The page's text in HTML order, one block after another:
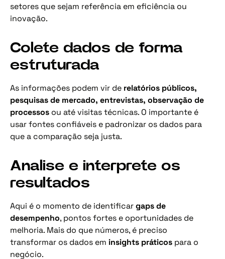
setores que sejam referência em eficiência ou
inovação.
Colete dados de forma
estruturada
As informações podem vir de relatórios públicos,
pesquisas de mercado, entrevistas, observação de
processos ou até visitas técnicas. O importante é
usar fontes confiáveis e padronizar os dados para
que a comparação seja justa.
Analise e interprete os
resultados
Aqui é o momento de identificargaps de
desempenho, pontos fortes e oportunidades de
melhoria. Mais do que números, é preciso
transformar os dados em insights práticos para o
negócio.